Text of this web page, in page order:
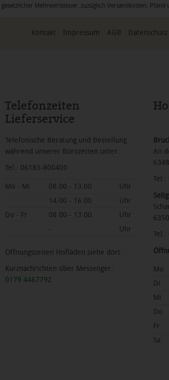
gesetzlicher Mehrwertsteuer, zuzüglich Versandkosten,
Kontakt Impressum AGB Datenschutz
Telefonzeiten
Lieferservice
Telefonische Beratung und Bestellung
während unserer Bürozeiten unter:
Tel.: 06183-800400
Mo - Mi 08.00 - 13.00
Uhr
14.00 - 16.00
Uhr
Do - Fr
08.00 - 13.00
Uhr
-
Uhr
Öffnungszeiten Hofläden siehe dort.
Kurznachrichten über Messenger:
0179 4467792
An
Tel.:
Tel.:
Mo
Di
Mi
Do
Fr
Sa